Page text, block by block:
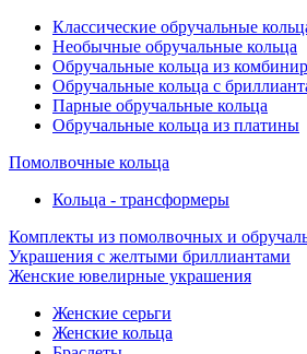
Классические обручальные
Необычные обручальные кольца
Обручальные кольца из
Обручальные кольца с
Парные обручальные кольца
Обручальные кольца из платины
Помолвочные кольца
Кольца - трансформеры
Комплекты из помолвочных и
Украшения с желтыми бриллиантами
Женские ювелирные украшения
Женские серьги
Женские кольца